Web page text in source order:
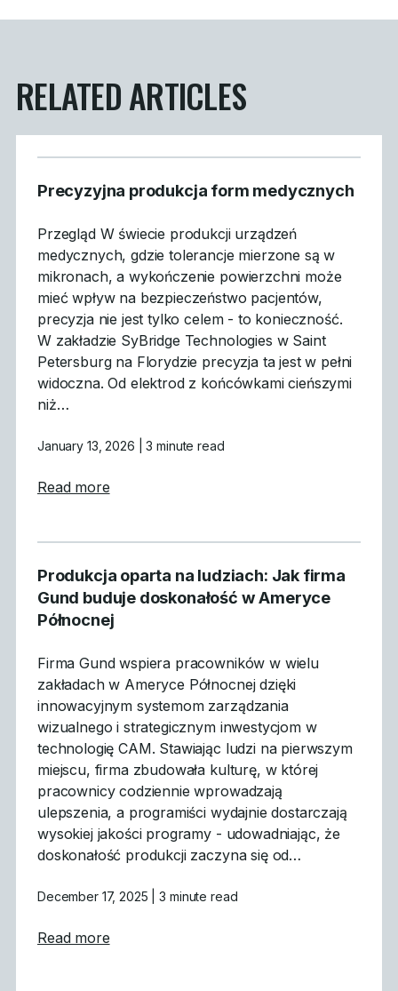
RELATED ARTICLES
Precyzyjna produkcja form medycznych
Przegląd W świecie produkcji urządzeń
medycznych, gdzie tolerancje mierzone są w
mikronach, a wykończenie powierzchni może
mieć wpływ na bezpieczeństwo pacjentów,
precyzja nie jest tylko celem - to konieczność.
W zakładzie SyBridge Technologies w Saint
Petersburg na Florydzie precyzja ta jest w pełni
widoczna. Od elektrod z końcówkami cieńszymi
niż…
January 13, 2026 | 3 minute read
Read moreabout Precyzyjna produkcja form
Produkcja oparta na ludziach: Jak firma
Gund buduje doskonałość w Ameryce
Północnej
Firma Gund wspiera pracowników w wielu
zakładach w Ameryce Północnej dzięki
innowacyjnym systemom zarządzania
wizualnego i strategicznym inwestycjom w
technologię CAM. Stawiając ludzi na pierwszym
miejscu, firma zbudowała kulturę, w której
pracownicy codziennie wprowadzają
ulepszenia, a programiści wydajnie dostarczają
wysokiej jakości programy - udowadniając, że
doskonałość produkcji zaczyna się od…
December 17, 2025 | 3 minute read
Read moreabout Produkcja oparta na ludziach: Jak